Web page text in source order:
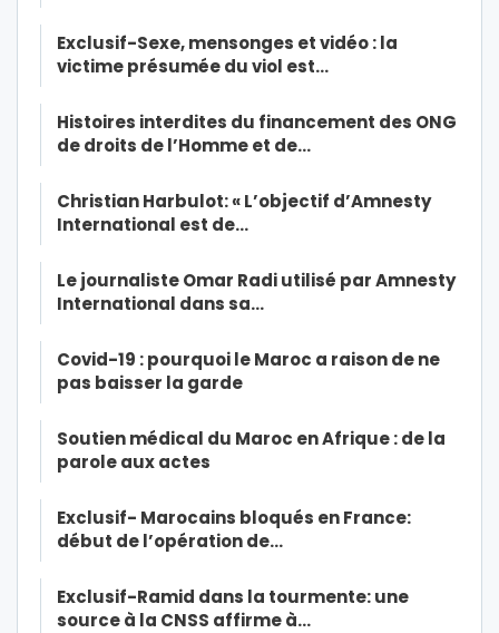
Exclusif-Sexe, mensonges et vidéo : la
victime présumée du viol est…
Histoires interdites du financement des ONG
de droits de l’Homme et de…
Christian Harbulot: « L’objectif d’Amnesty
International est de…
Le journaliste Omar Radi utilisé par Amnesty
International dans sa…
Covid-19 : pourquoi le Maroc a raison de ne
pas baisser la garde
Soutien médical du Maroc en Afrique : de la
parole aux actes
Exclusif- Marocains bloqués en France:
début de l’opération de…
Exclusif-Ramid dans la tourmente: une
source à la CNSS affirme à…